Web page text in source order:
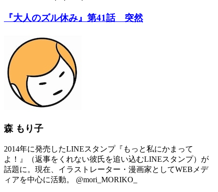
『大人のズル休み』第41話 突然
森 もり子
2014年に発売したLINEスタンプ『もっと私にかまって
よ！』（返事をくれない彼氏を追い込むLINEスタンプ）が
話題に。現在、イラストレーター・漫画家としてWEBメデ
ィアを中心に活動。 @mori_MORIKO_